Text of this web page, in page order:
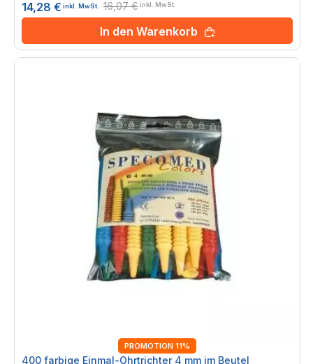
14,28 € inkl. MwSt. 16,07 €inkl. MwSt.
In den Warenkorb
PROMOTION 11%
400 farbige Einmal-Ohrtrichter 4 mm im Beutel